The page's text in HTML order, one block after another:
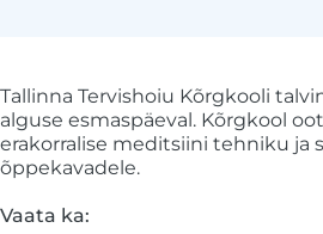
Tallinna Tervishoiu Kõrgkooli
alguse esmaspäeval. Kõrgkool
erakorralise meditsiini tehniku ja
õppekavadele.
Vaata ka: